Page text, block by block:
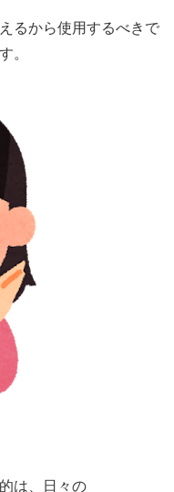
るから使用するべきで
。
は、日々の